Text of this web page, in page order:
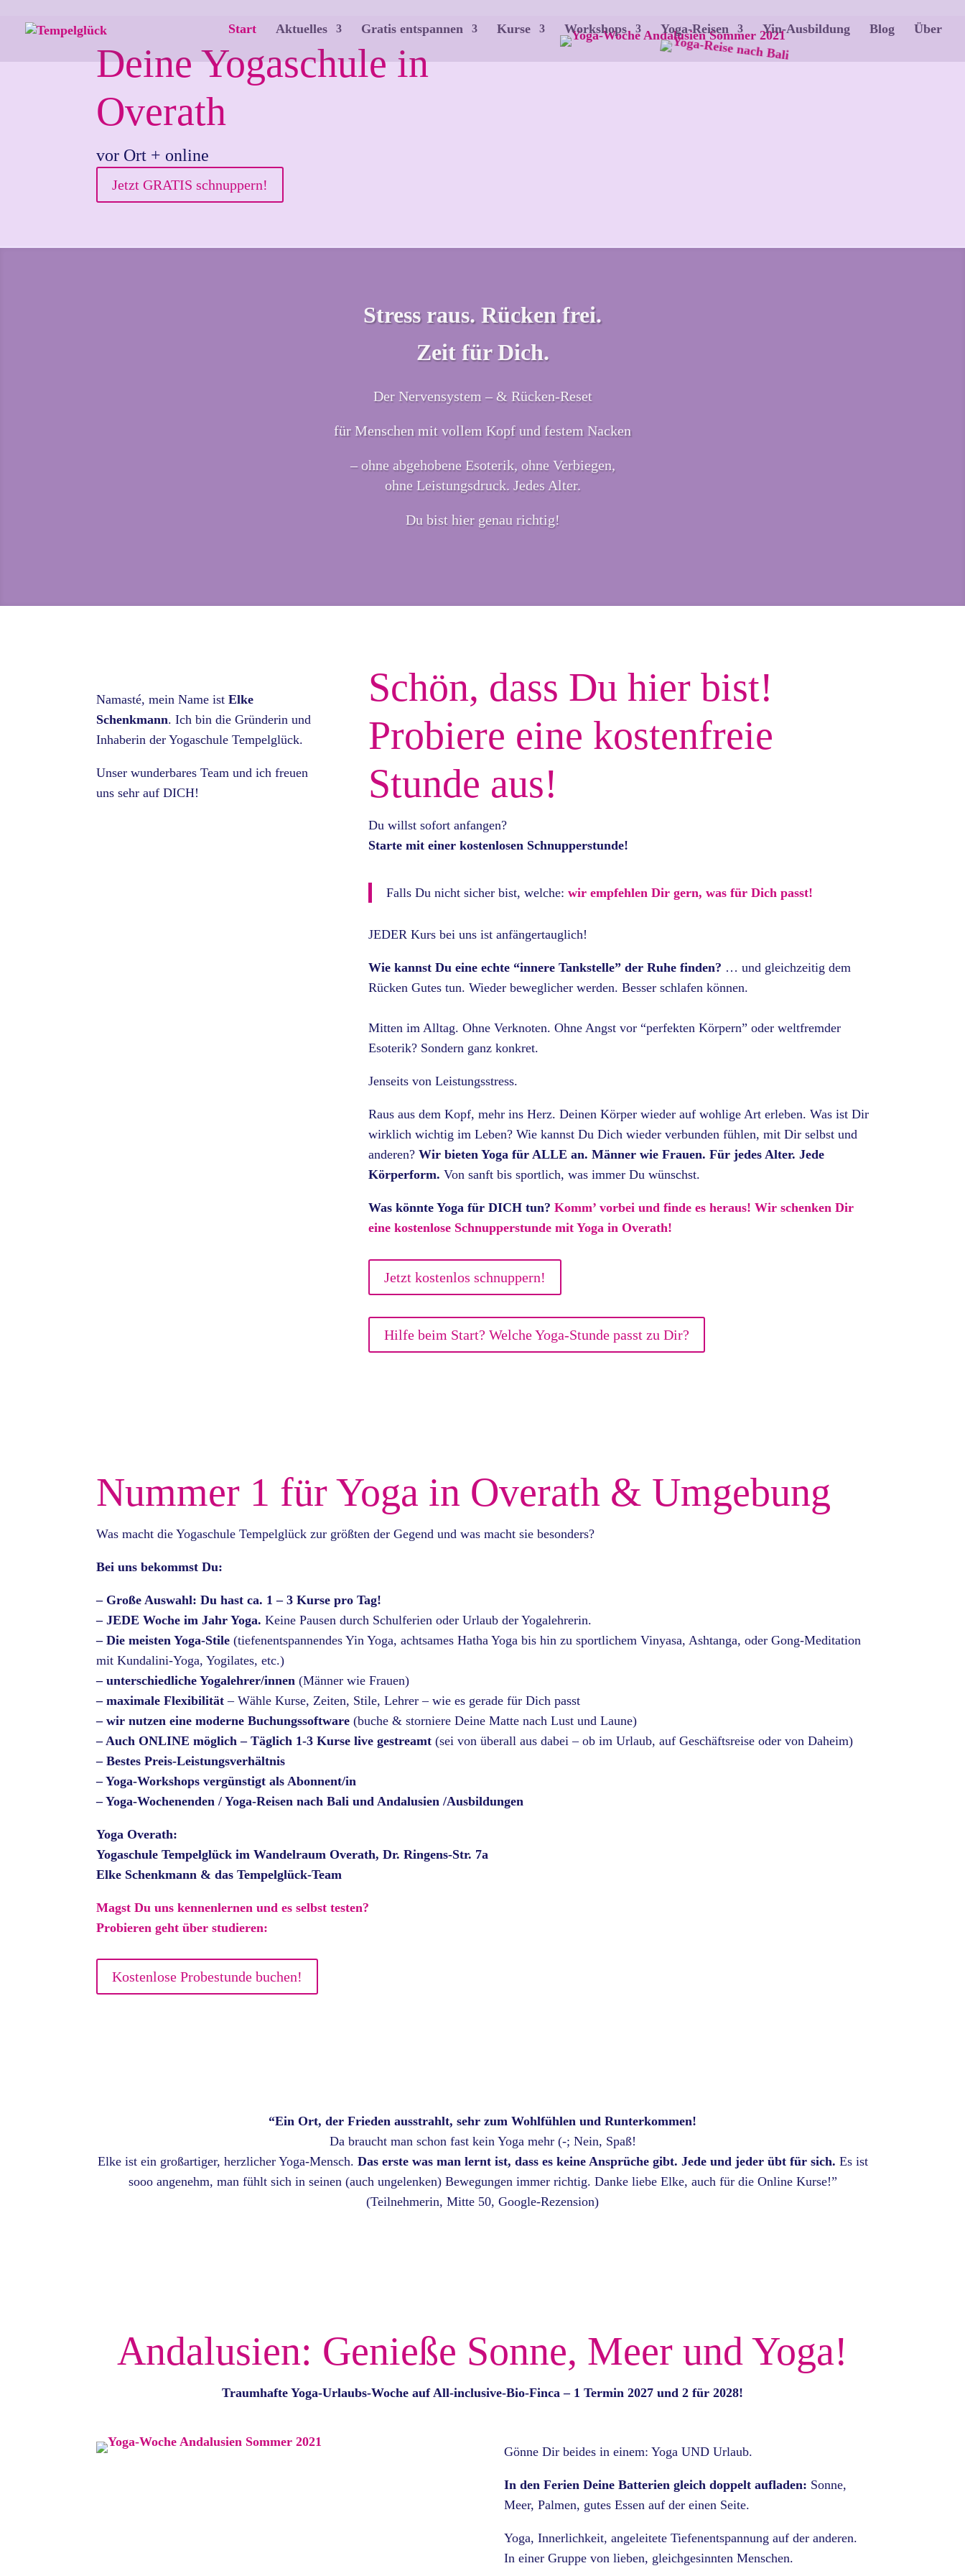
Start Aktuelles Gratis entspannen Kurse Workshops Yoga-Reisen Yin-Ausbildung Blog Über
Deine Yogaschule in
Overath
vor Ort + online
Jetzt GRATIS schnuppern!
Stress raus. Rücken frei.
Zeit für Dich.
Der Nervensystem – & Rücken-Reset
für Menschen mit vollem Kopf und festem Nacken
– ohne abgehobene Esoterik, ohne Verbiegen,
ohne Leistungsdruck. Jedes Alter.
Du bist hier genau richtig!
Namasté, mein Name istElke
Schenkmann. Ich bin die Gründerin und
Inhaberin der Yogaschule Tempelglück.
Unser wunderbares Team und ich freuen
uns sehr auf DICH!
Schön, dass Du hier bist!
Probiere eine kostenfreie
Stunde aus!
Du willst sofort anfangen?
Starte mit einer kostenlosen Schnupperstunde!
Falls Du nicht sicher bist, welche: wir empfehlen Dir gern, was für Dich passt!
JEDER Kurs bei uns ist anfängertauglich!
Wie kannst Du eine echte “innere Tankstelle” der Ruhe finden? … und gleichzeitig dem
Rücken Gutes tun. Wieder beweglicher werden. Besser schlafen können.
Mitten im Alltag. Ohne Verknoten. Ohne Angst vor “perfekten Körpern” oder weltfremder
Esoterik? Sondern ganz konkret.
Jenseits von Leistungsstress.
Raus aus dem Kopf, mehr ins Herz. Deinen Körper wieder auf wohlige Art erleben. Was ist Dir
wirklich wichtig im Leben? Wie kannst Du Dich wieder verbunden fühlen, mit Dir selbst und
anderen?Wir bieten Yoga für ALLE an. Männer wie Frauen. Für jedes Alter. Jede
Körperform. Von sanft bis sportlich, was immer Du wünschst.
Was könnte Yoga für DICH tun? Komm’ vorbei und finde es heraus! Wir schenken Dir
eine kostenlose Schnupperstunde mit Yoga in Overath!
Jetzt kostenlos schnuppern!
Hilfe beim Start? Welche Yoga-Stunde passt zu Dir?
Nummer 1 für Yoga in Overath & Umgebung
Was macht die Yogaschule Tempelglück zur größten der Gegend und was macht sie besonders?
Bei uns bekommst Du:
– Große Auswahl: Du hast ca. 1 – 3 Kurse pro Tag!
– JEDE Woche im Jahr Yoga. Keine Pausen durch Schulferien oder Urlaub der Yogalehrerin.
– Die meisten Yoga-Stile(tiefenentspannendes Yin Yoga, achtsames Hatha Yoga bis hin zu sportlichem Vinyasa, Ashtanga, oder Gong-Meditation
mit Kundalini-Yoga, Yogilates, etc.)
– unterschiedliche Yogalehrer/innen(Männer wie Frauen)
– maximale Flexibilität– Wähle Kurse, Zeiten, Stile, Lehrer – wie es gerade für Dich passt
– wir nutzen eine moderne Buchungssoftware(buche & storniere Deine Matte nach Lust und Laune)
– Auch ONLINE möglich – Täglich 1-3 Kurse live gestreamt(sei von überall aus dabei – ob im Urlaub, auf Geschäftsreise oder von Daheim)
– Bestes Preis-Leistungsverhältnis
– Yoga-Workshops vergünstigt als Abonnent/in
– Yoga-Wochenenden / Yoga-Reisen nach Bali und Andalusien /Ausbildungen
Yoga Overath:
Yogaschule Tempelglück im Wandelraum Overath, Dr. Ringens-Str. 7a
Elke Schenkmann & das Tempelglück-Team
Magst Du uns kennenlernen und es selbst testen?
Probieren geht über studieren:
Kostenlose Probestunde buchen!
“Ein Ort, der Frieden ausstrahlt, sehr zum Wohlfühlen und Runterkommen!
Da braucht man schon fast kein Yoga mehr (-; Nein, Spaß!
Elke ist ein großartiger, herzlicher Yoga-Mensch. Das erste was man lernt ist, dass es keine Ansprüche gibt. Jede und jeder übt für sich. Es ist
sooo angenehm, man fühlt sich in seinen (auch ungelenken) Bewegungen immer richtig. Danke liebe Elke, auch für die Online Kurse!”
(Teilnehmerin, Mitte 50, Google-Rezension)
Andalusien: Genieße Sonne, Meer und Yoga!
Traumhafte Yoga-Urlaubs-Woche auf All-inclusive-Bio-Finca – 1 Termin 2027 und 2 für 2028!
Gönne Dir beides in einem: Yoga UND Urlaub.
In den Ferien Deine Batterien gleich doppelt aufladen: Sonne,
Meer, Palmen, gutes Essen auf der einen Seite.
Yoga, Innerlichkeit, angeleitete Tiefen­ent­spannung auf der anderen.
In einer Gruppe von lieben, gleichgesinnten Menschen.